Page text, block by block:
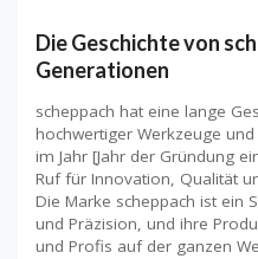
Die Geschichte von
Generationen
scheppach hat eine lange
hochwertiger Werkzeuge
im Jahr [Jahr der Gründung
Ruf für Innovation, Qualität
Die Marke scheppach ist ein
und Präzision, und ihre
und Profis auf der ganzen